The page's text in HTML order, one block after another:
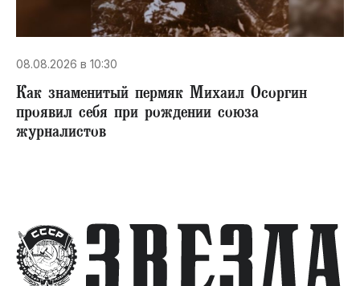
08.08.2026 в 10:30
​Как знаменитый пермяк Михаил Осоргин
проявил себя при рождении союза
журналистов